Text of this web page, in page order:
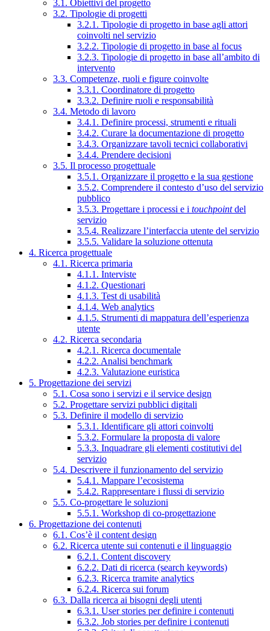
3.1. Obiettivi del progetto
3.2. Tipologie di progetti
3.2.1. Tipologie di progetto in base agli attori
coinvolti nel servizio
3.2.2. Tipologie di progetto in base al focus
3.2.3. Tipologie di progetto in base all’ambito di
intervento
3.3. Competenze, ruoli e figure coinvolte
3.3.1. Coordinatore di progetto
3.3.2. Definire ruoli e responsabilità
3.4. Metodo di lavoro
3.4.1. Definire processi, strumenti e rituali
3.4.2. Curare la documentazione di progetto
3.4.3. Organizzare tavoli tecnici collaborativi
3.4.4. Prendere decisioni
3.5. Il processo progettuale
3.5.1. Organizzare il progetto e la sua gestione
3.5.2. Comprendere il contesto d’uso del servizio
pubblico
3.5.3. Progettare i processi e i touchpointdel
servizio
3.5.4. Realizzare l’interfaccia utente del servizio
3.5.5. Validare la soluzione ottenuta
4. Ricerca progettuale
4.1. Ricerca primaria
4.1.1. Interviste
4.1.2. Questionari
4.1.3. Test di usabilità
4.1.4. Web analytics
4.1.5. Strumenti di mappatura dell’esperienza
utente
4.2. Ricerca secondaria
4.2.1. Ricerca documentale
4.2.2. Analisi benchmark
4.2.3. Valutazione euristica
5. Progettazione dei servizi
5.1. Cosa sono i servizi e il service design
5.2. Progettare servizi pubblici digitali
5.3. Definire il modello di servizio
5.3.1. Identificare gli attori coinvolti
5.3.2. Formulare la proposta di valore
5.3.3. Inquadrare gli elementi costitutivi del
servizio
5.4. Descrivere il funzionamento del servizio
5.4.1. Mappare l’ecosistema
5.4.2. Rappresentare i flussi di servizio
5.5. Co-progettare le soluzioni
5.5.1. Workshop di co-progettazione
6. Progettazione dei contenuti
6.1. Cos’è il content design
6.2. Ricerca utente sui contenuti e il linguaggio
6.2.1. Content discovery
6.2.2. Dati di ricerca (search keywords)
6.2.3. Ricerca tramite analytics
6.2.4. Ricerca sui forum
6.3. Dalla ricerca ai bisogni degli utenti
6.3.1. User stories per definire i contenuti
6.3.2. Job stories per definire i contenuti